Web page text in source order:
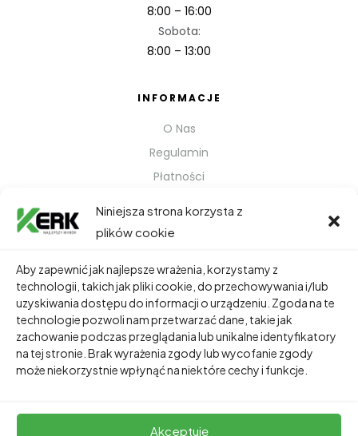
Niniejsza strona korzysta z
plików cookie
Aby zapewnić jak najlepsze wrażenia, korzystamy z
technologii, takich jak pliki cookie, do przechowywania i/lub
uzyskiwania dostępu do informacji o urządzeniu. Zgoda na te
technologie pozwoli nam przetwarzać dane, takie jak
zachowanie podczas przeglądania lub unikalne identyfikatory
na tej stronie. Brak wyrażenia zgody lub wycofanie zgody
może niekorzystnie wpłynąć na niektóre cechy i funkcje.
Akceptuję
8:00 – 16:00
Sobota:
8:00 – 13:00
INFORMACJE
O Nas
Regulamin
Płatności
TWOJE KONTO
Dane Osobowe
Zamówienia
Adresy